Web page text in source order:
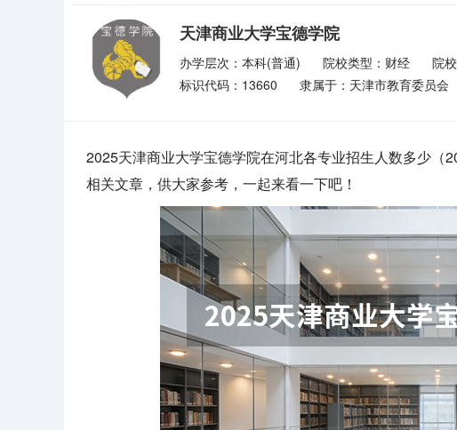
天津商业大学宝德学院
办学层次：本科(普通) 院校类型：财经
院
标识代码：13660
隶属于：天津市教育委员会
2025天津商业大学宝德学院在河北各专业招生人数多少（
相关文章，供大家参考，一起来看一下吧！